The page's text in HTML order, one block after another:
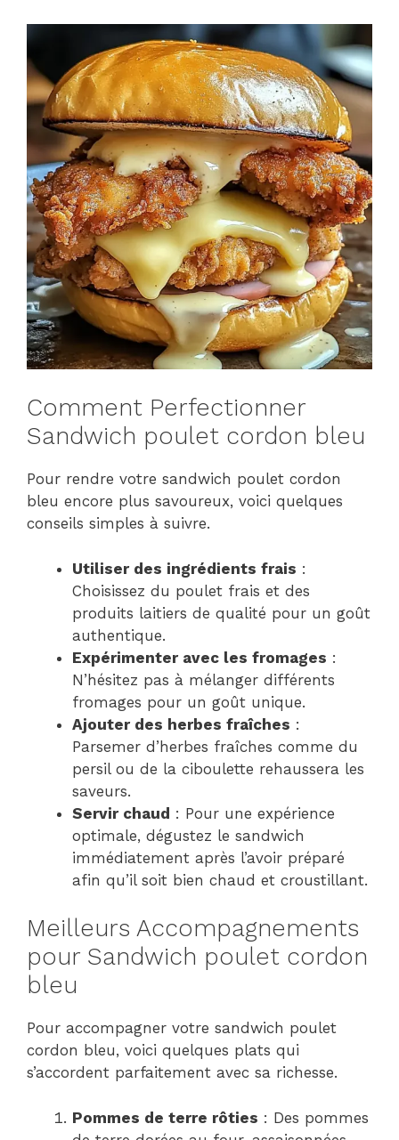
Comment Perfectionner
Sandwich poulet cordon bleu
Pour rendre votre sandwich poulet cordon
bleu encore plus savoureux, voici quelques
conseils simples à suivre.
Utiliser des ingrédients frais :
Choisissez du poulet frais et des
produits laitiers de qualité pour un goût
authentique.
Expérimenter avec les fromages :
N’hésitez pas à mélanger différents
fromages pour un goût unique.
Ajouter des herbes fraîches :
Parsemer d’herbes fraîches comme du
persil ou de la ciboulette rehaussera les
saveurs.
Servir chaud : Pour une expérience
optimale, dégustez le sandwich
immédiatement après l’avoir préparé
afin qu’il soit bien chaud et croustillant.
Meilleurs Accompagnements
pour Sandwich poulet cordon
bleu
Pour accompagner votre sandwich poulet
cordon bleu, voici quelques plats qui
s’accordent parfaitement avec sa richesse.
Pommes de terre rôties : Des pommes